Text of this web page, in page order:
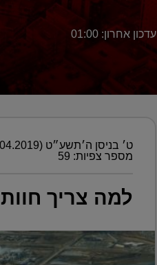
עדכון אחרון: 01:00
ט׳ בניסן ה׳תשע״ט (14.04.2019)
מספר צפיות: 59
למה צריך